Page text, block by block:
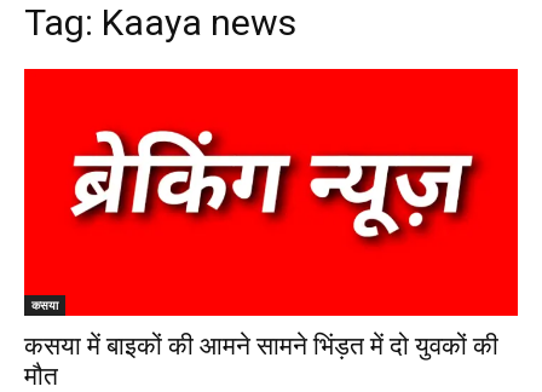
Tag: Kaaya news
कसया
कसया में बाइकों की आमने सामने भिंड़त में दो युवकों की
मौत